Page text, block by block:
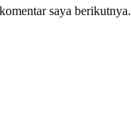
saya berikutnya.